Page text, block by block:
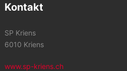
Kontakt
SP Kriens
6010 Kriens
www.sp-kriens.ch